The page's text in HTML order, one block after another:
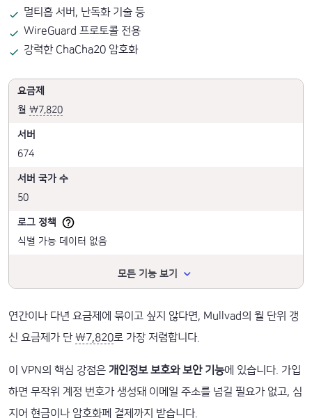
멀티홉 서버, 난독화 기술 등
WireGuard 프로토콜 전용
강력한 ChaCha20 암호화
요금제
월 ₩7,820
서버
674
서버 국가 수
50
로그 정책
식별 가능 데이터 없음
모든 기능 보기
연간이나 다년 요금제에 묶이고 싶지 않다면, Mullvad의 월 단위 갱
신 요금제가 단 ₩7,820로 가장 저렴합니다.
이 VPN의 핵심 강점은 개인정보 보호와 보안 기능에 있습니다. 가입
하면 무작위 계정 번호가 생성돼 이메일 주소를 넘길 필요가 없고, 심
지어 현금이나 암호화폐 결제까지 받습니다.